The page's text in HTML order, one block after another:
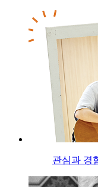
관심과 경